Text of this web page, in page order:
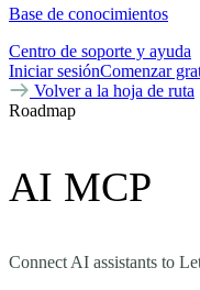
Base de conocimientos
Centro de soporte y ayuda
Iniciar sesiónComenzar
Volver a la hoja de ruta
Roadmap
AI MCP
Connect AI assistants to